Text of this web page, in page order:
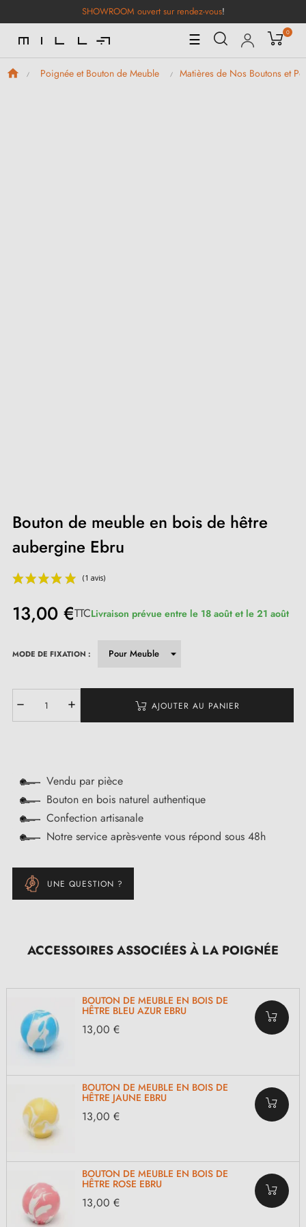
SHOWROOM ouvert sur rendez-vous!
Basculer
la
navigation
☰ 0
Poignée et Bouton de Meuble Matières de Nos Boutons et
Bouton de meuble en bois de hêtre
aubergine Ebru
13,00 €TTCLivraison prévue entre le 18 août et le 21 août
MODE DE FIXATION :
AJOUTER AU PANIER
Vendu par pièce
Bouton en bois naturel authentique
Confection artisanale
Notre service après-vente vous répond sous 48h
UNE QUESTION ?
ACCESSOIRES ASSOCIÉES À LA POIGNÉE
BOUTON DE MEUBLE EN BOIS DE
HÊTRE BLEU AZUR EBRU
13,00 €
BOUTON DE MEUBLE EN BOIS DE
HÊTRE JAUNE EBRU
13,00 €
BOUTON DE MEUBLE EN BOIS DE
HÊTRE ROSE EBRU
13,00 €